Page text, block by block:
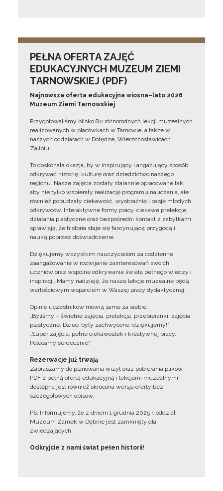
PEŁNA OFERTA ZAJĘĆ
EDUKACYJNYCH MUZEUM ZIEMI
TARNOWSKIEJ (PDF)
Najnowsza oferta edukacyjna wiosna–lato 2026
Muzeum Ziemi Tarnowskiej
Przygotowaliśmy blisko 80 różnorodnych lekcji muzealnych
realizowanych w placówkach w Tarnowie, a także w
naszych oddziałach w Dołędze, Wierzchosławicach i
Zalipiu.
To doskonała okazja, by w inspirujący i angażujący sposób
odkrywać historię, kulturę oraz dziedzictwo naszego
regionu. Nasze zajęcia zostały starannie opracowane tak,
aby nie tylko wspierały realizację programu nauczania, ale
również pobudzały ciekawość, wyobraźnię i pasję młodych
odkrywców. Interaktywne formy pracy, ciekawe prelekcje,
działania plastyczne oraz bezpośredni kontakt z zabytkami
sprawiają, że historia staje się fascynującą przygodą i
nauką poprzez doświadczenie.
Dziękujemy wszystkim nauczycielom za codzienne
zaangażowanie w rozwijanie zainteresowań swoich
uczniów oraz wspólne odkrywanie świata pełnego wiedzy i
inspiracji. Mamy nadzieję, że nasze lekcje muzealne będą
wartościowym wsparciem w Waszej pracy dydaktycznej.
Opinie uczestników mówią same za siebie:
„Byliśmy – świetne zajęcia, prelekcja, przebieranki, zajęcia
plastyczne. Dzieci były zachwycone, dziękujemy!”
„Super zajęcia, pełne ciekawostek i kreatywnej pracy.
Polecamy serdecznie!”
Rezerwacje już trwają
Zapraszamy do planowania wizyt oraz pobierania plików
PDF z pełną ofertą edukacyjną i lekcjami muzealnymi –
dostępna jest również skrócona wersja oferty bez
szczegółowych opisów.
PS. Informujemy, że z dniem 1 grudnia 2025 r. oddział
Muzeum Zamek w Dębnie jest zamknięty dla
zwiedzających.
Odkryjcie z nami świat pełen historii!